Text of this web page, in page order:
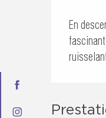
En